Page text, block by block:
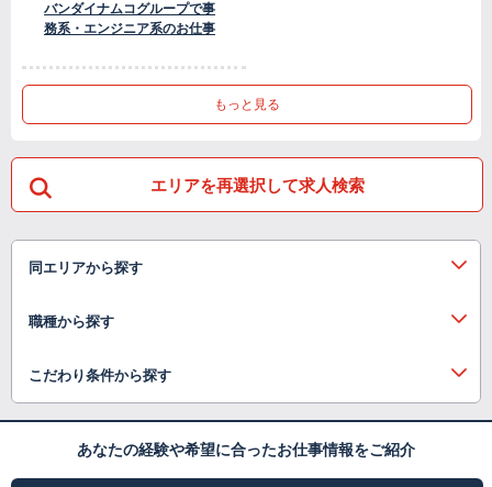
バンダイナムコグループで事
務系・エンジニア系のお仕事
もっと見る
エリアを再選択して求人検索
同エリアから探す
職種から探す
こだわり条件から探す
あなたの経験や希望に合ったお仕事情報をご紹介